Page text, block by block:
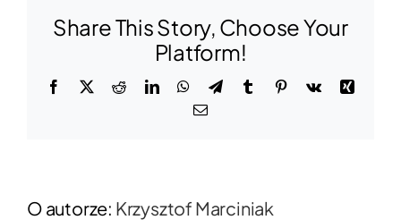
Share This Story, Choose Your
Platform!
Facebook RedditLinkedInWhatsApp
TelegramTumblr Pinterest
Vk
Xing
Email
O autorze: Krzysztof Marciniak